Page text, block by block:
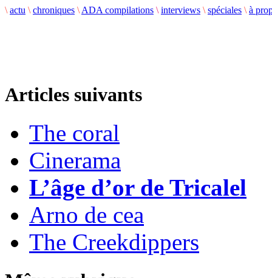
\ actu \ chroniques \ ADA compilations \ interviews \ spéciales \ à
Articles suivants
The coral
Cinerama
L’âge d’or de Tricalel
Arno de cea
The Creekdippers